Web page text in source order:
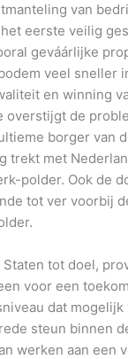
van
eerste veilig
geváárlijke
veel sneller
en winning
overstijgt de
borger van
trekt met
polder. Ook de
tot ver voorbij
tot doel,
voor een
dat mogelijk
steun binnen
werken aan een